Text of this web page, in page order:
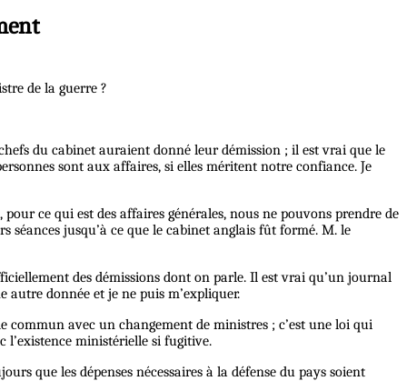
de la guerre ?
du cabinet auraient donné leur démission ; il est vrai que le
sont aux affaires, si elles méritent notre confiance. Je
ce qui est des affaires générales, nous ne pouvons prendre de
séances jusqu’à ce que le cabinet anglais fût formé. M. le
des démissions dont on parle. Il est vrai qu’un journal
autre donnée et je ne puis m’expliquer.
commun avec un changement de ministres ; c’est une loi qui
l’existence ministérielle si fugitive.
que les dépenses nécessaires à la défense du pays soient